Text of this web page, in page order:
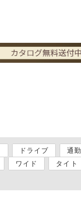
ドライブ 通勤
ワイド タイト